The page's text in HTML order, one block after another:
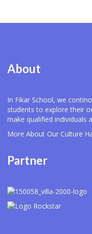
About
In Fikar School, we
students to explore their
make qualified individuals
More About Our Culture
Partner